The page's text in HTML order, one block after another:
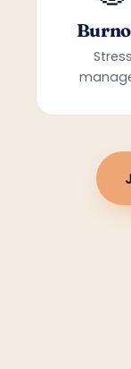
Stress